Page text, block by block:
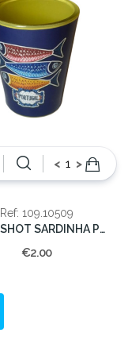
< >
Ref: 109.10509
COPO SHOT SARDINHA PORTUGAL
€2.00